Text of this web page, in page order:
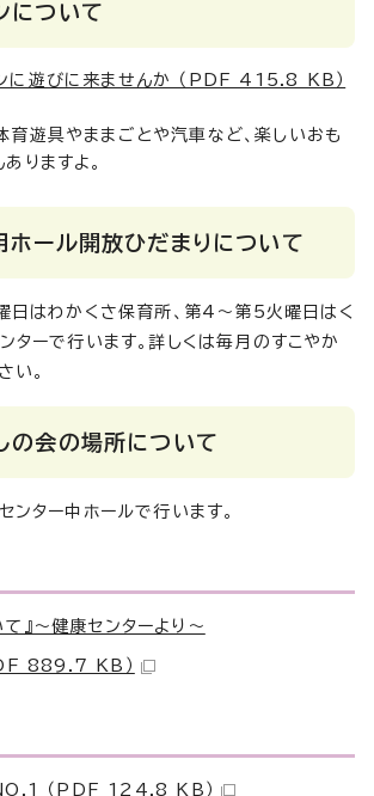
について
に遊びに来ませんか （PDF 415.8 KB）
育遊具やままごとや汽車など、楽しいおも
りますよ。
ホール開放ひだまりについて
はわかくさ保育所、第4～第5火曜日はく
ターで行います。詳しくは毎月のすこやか
い。
の会の場所について
ンター中ホールで行います。
』～健康センターより～
889.7 KB）
（PDF 124.8 KB）